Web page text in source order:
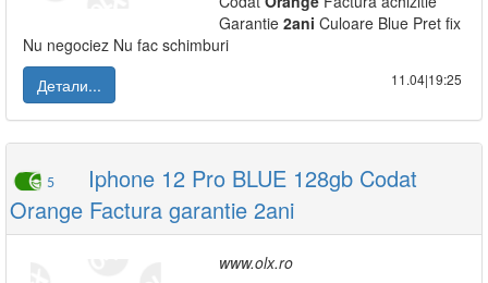
Garantie 2ani Culoare Blue Pret fix
Nu negociez Nu fac schimburi
Детали...
11.04|19:25
5
Iphone 12 Pro BLUE 128gb Codat
Orange Factura garantie 2ani
www.olx.ro